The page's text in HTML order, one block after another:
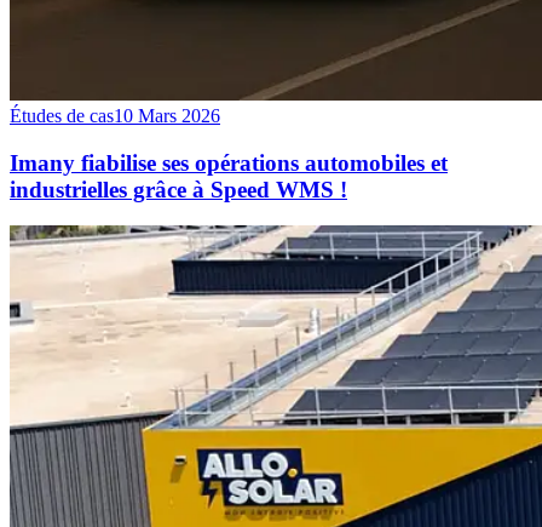
Études de cas10 Mars 2026
Imany fiabilise ses opérations automobiles et
industrielles grâce à Speed WMS !